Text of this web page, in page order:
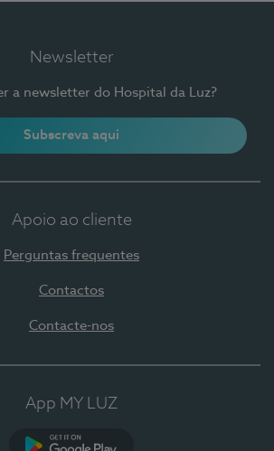
Newsletter
a newsletter do Hospital da Luz?
Subscreva aqui
Apoio ao cliente
Perguntas frequentes
Contactos
Contacte-nos
App MY LUZ